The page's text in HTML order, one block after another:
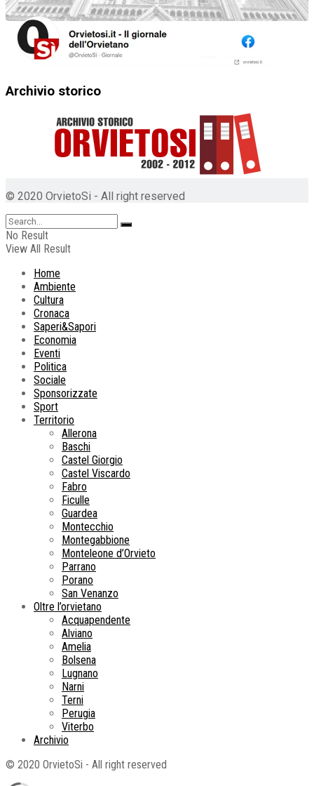
Archivio storico
© 2020 OrvietoSi - All right reserved
No Result
View All Result
Home
Ambiente
Cultura
Cronaca
Saperi&Sapori
Economia
Eventi
Politica
Sociale
Sponsorizzate
Sport
Territorio
Allerona
Baschi
Castel Giorgio
Castel Viscardo
Fabro
Ficulle
Guardea
Montecchio
Montegabbione
Monteleone d’Orvieto
Parrano
Porano
San Venanzo
Oltre l’orvietano
Acquapendente
Alviano
Amelia
Bolsena
Lugnano
Narni
Terni
Perugia
Viterbo
Archivio
© 2020 OrvietoSi - All right reserved